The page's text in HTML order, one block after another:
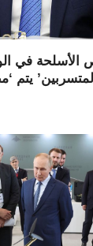
في
يتم